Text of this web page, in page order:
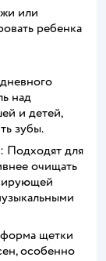
или
ребенка
над
и детей,
зубы.
: Подходят для
очищать
щетки
особенно